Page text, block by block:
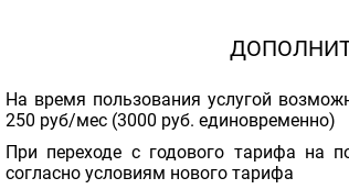
На время пользования услугой
250 руб/мес (3000 руб. единовременно)
При переходе с годового тарифа на
согласно условиям нового тарифа